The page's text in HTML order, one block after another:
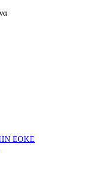
ΕΟΚΕ